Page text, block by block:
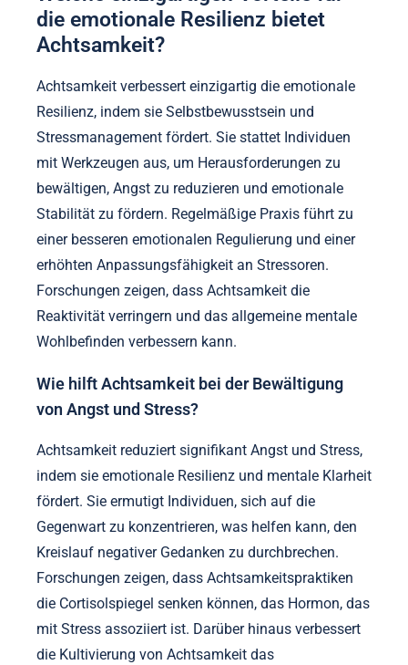
die emotionale Resilienz bietet
Achtsamkeit?
Achtsamkeit verbessert einzigartig die emotionale
Resilienz, indem sie Selbstbewusstsein und
Stressmanagement fördert. Sie stattet Individuen
mit Werkzeugen aus, um Herausforderungen zu
bewältigen, Angst zu reduzieren und emotionale
Stabilität zu fördern. Regelmäßige Praxis führt zu
einer besseren emotionalen Regulierung und einer
erhöhten Anpassungsfähigkeit an Stressoren.
Forschungen zeigen, dass Achtsamkeit die
Reaktivität verringern und das allgemeine mentale
Wohlbefinden verbessern kann.
Wie hilft Achtsamkeit bei der Bewältigung
von Angst und Stress?
Achtsamkeit reduziert signifikant Angst und Stress,
indem sie emotionale Resilienz und mentale Klarheit
fördert. Sie ermutigt Individuen, sich auf die
Gegenwart zu konzentrieren, was helfen kann, den
Kreislauf negativer Gedanken zu durchbrechen.
Forschungen zeigen, dass Achtsamkeitspraktiken
die Cortisolspiegel senken können, das Hormon, das
mit Stress assoziiert ist. Darüber hinaus verbessert
die Kultivierung von Achtsamkeit das